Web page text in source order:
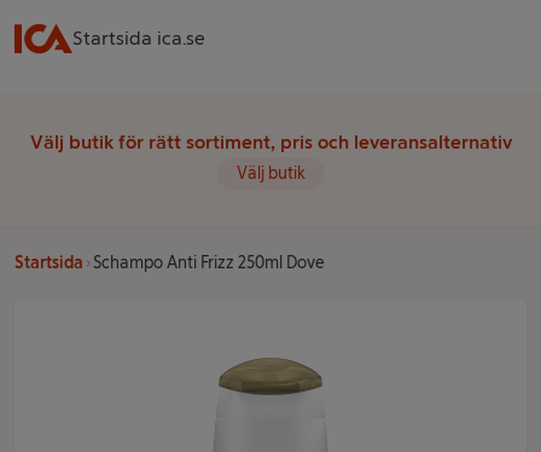
Startsida ica.se
Välj butik för rätt sortiment, pris och leveransalternativ
Välj butik
Startsida Schampo Anti Frizz 250ml Dove